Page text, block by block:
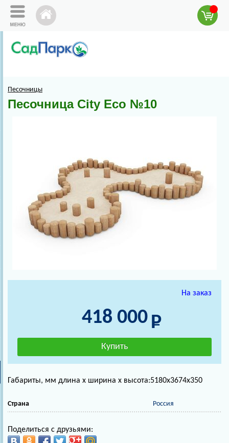
Песочницы
Песочница City Eco №10
На заказ
418 000
Габариты, мм длина х ширина х высота:5180x3674x350
Страна Россия
Поделиться с друзьями: